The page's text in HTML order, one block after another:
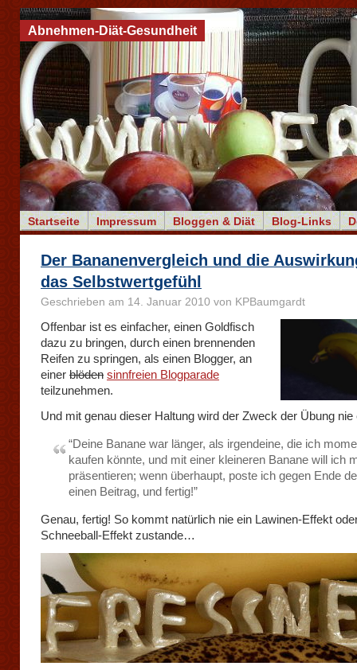
Startseite Impressum Bloggen & Diät Blog-Links
Abnehmen-Diät-Gesundheit
Der Bananenvergleich und die
das Selbstwertgefühl
Geschrieben am 14. Januar 2010 von KPBaumgardt
Offenbar ist es einfacher, einen Goldfisch
dazu zu bringen, durch einen brennenden
Reifen zu springen, als einen Blogger, an
einer blöden sinnfreien Blogparade
teilzunehmen.
Und mit genau dieser Haltung wird der Zweck der Übung nie
“Deine Banane war länger, als irgendeine, die ich
kaufen könnte, und mit einer kleineren Banane will ich
präsentieren; wenn überhaupt, poste ich gegen Ende
einen Beitrag, und fertig!”
Genau, fertig! So kommt natürlich nie ein Lawinen-Effekt
Schneeball-Effekt zustande…